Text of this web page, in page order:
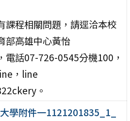
課程相關問題，請逕洽本校
部高雄中心黃怡
電話07-726-0545分機100，
，line
。
學附件一1121201835_1_